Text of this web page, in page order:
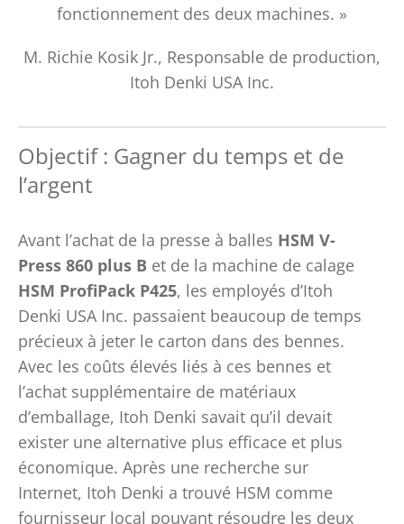
fonctionnement des deux machines. »
M. Richie Kosik Jr., Responsable de production,
Itoh Denki USA Inc.
Objectif : Gagner du temps et de
l’argent
Avant l’achat de la presse à balles HSM V-
Press 860 plus B et de la machine de calage
HSM ProfiPack P425, les employés d’Itoh
Denki USA Inc. passaient beaucoup de temps
précieux à jeter le carton dans des bennes.
Avec les coûts élevés liés à ces bennes et
l’achat supplémentaire de matériaux
d’emballage, Itoh Denki savait qu’il devait
exister une alternative plus efficace et plus
économique. Après une recherche sur
Internet, Itoh Denki a trouvé HSM comme
fournisseur local pouvant résoudre les deux